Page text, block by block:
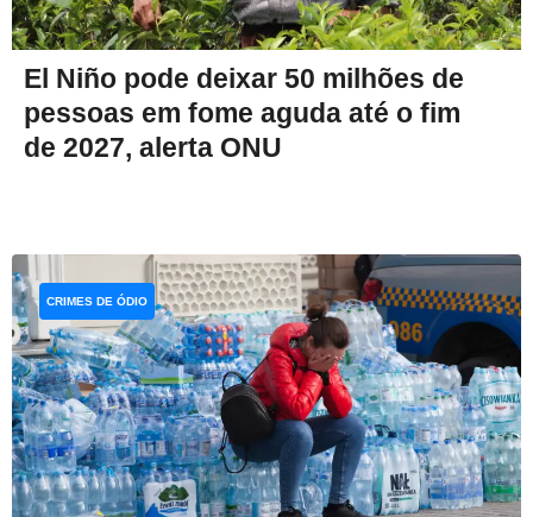
El Niño pode deixar 50 milhões de
pessoas em fome aguda até o fim
de 2027, alerta ONU
CRIMES DE ÓDIO